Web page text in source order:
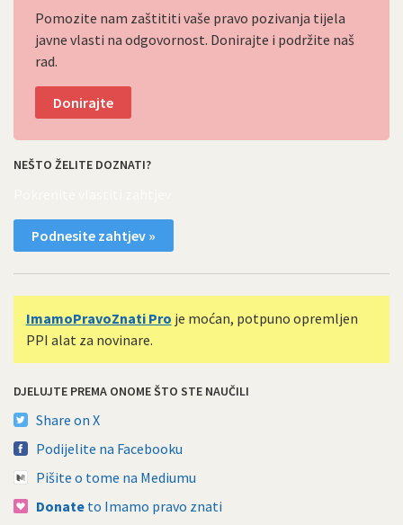
Pomozite nam zaštititi vaše pravo pozivanja tijela
javne vlasti na odgovornost. Donirajte i podržite naš
rad.
Donirajte
NEŠTO ŽELITE DOZNATI?
Podnesite zahtjev »
ImamoPravoZnati Pro je moćan, potpuno opremljen
PPI alat za novinare.
DJELUJTE PREMA ONOME ŠTO STE NAUČILI
Share on X
Podijelite na Facebooku
Pišite o tome na Mediumu
Donate to Imamo pravo znati